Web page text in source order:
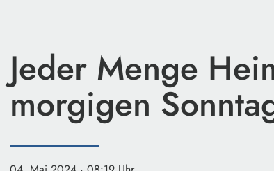
Jeder Menge
morgigen